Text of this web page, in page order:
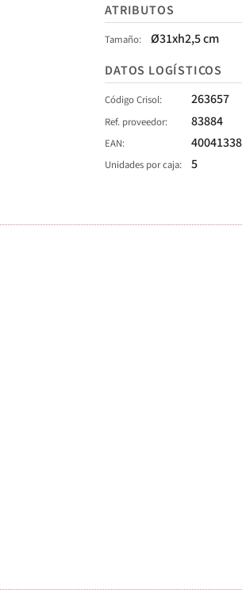
ATRIBUTOS
Tamaño
Ø31xh2,5 cm
DATOS LOGÍSTICOS
Código Crisol 263657
Ref. proveedor 83884
EAN
Unidades por caja 5